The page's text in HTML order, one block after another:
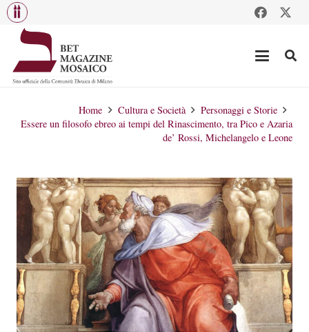
Home Cultura e Società
Personaggi e Storie
Essere un filosofo ebreo ai tempi del Rinascimento, tra Pico e Azaria
de’ Rossi, Michelangelo e Leone